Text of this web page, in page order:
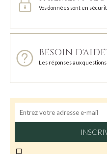
Vos données sont en
BESOIN
Les réponses aux